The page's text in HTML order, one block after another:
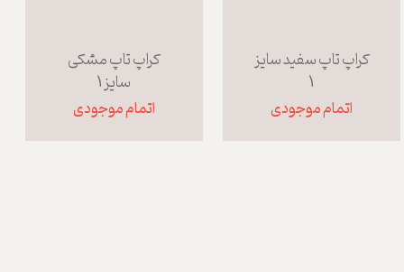
کراپ تاپ سفید سایز
1
اتمام موجودی
کراپ تاپ مشکی
سایز 1
اتمام موجودی